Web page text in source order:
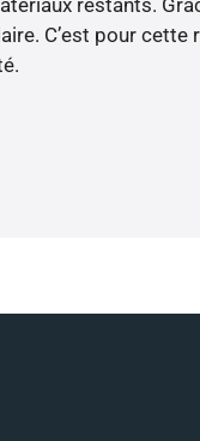
restants.
C’est pour cette